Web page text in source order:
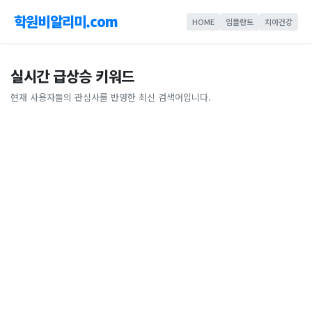
학원비알리미.com HOME 임플란트 치아건강
실시간 급상승 키워드
현재 사용자들의 관심사를 반영한 최신 검색어입니다.